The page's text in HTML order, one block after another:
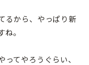
るから、やっぱり新
。
てやろうぐらい、